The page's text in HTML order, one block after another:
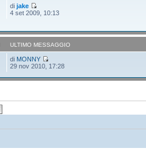
dijake
4 set 2009, 10:13
ULTIMO MESSAGGIO
di MONNY
29 nov 2010, 17:28